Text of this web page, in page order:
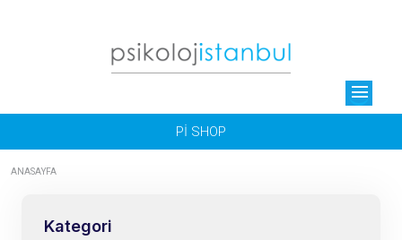
menu
Pİ SHOP
ANASAYFA
Kategori